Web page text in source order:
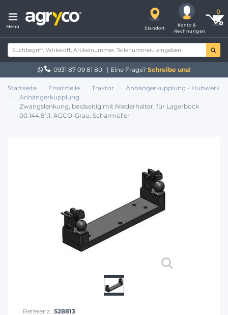
Menü Standort
Konto &
Rechnungen
0931 87 09 81 80 | Eine Frage? Schreibe uns!
Startseite Ersatzteile Traktor
Anhängerkupplung - Hubwerk
Anhängerkupplung
Zwangslenkung, beidseitig,mit Niederhalter, für Lagerbock
00.144.81.1, AGCO-Grau, Scharmüller
Referenz : 528813